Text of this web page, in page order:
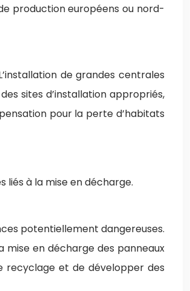
production européens ou nord-
de grandes centrales
sites d’installation appropriés,
pour la perte d’habitats
liés à la mise en décharge.
potentiellement dangereuses.
mise en décharge des panneaux
recyclage et de développer des